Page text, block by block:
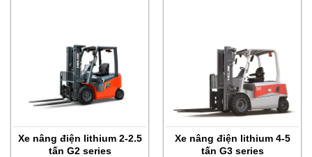
Xe nâng điện lithium 2-2.5
tấn G2 series
Xe nâng điện lithium 4-5
tấn G3 series